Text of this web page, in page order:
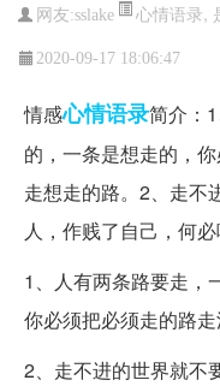
网友:sslake 心情语录,
2020-09-17 18:06:47
情感心情语录简介：
的，一条是想走的，
走想走的路。2、走不
人，作贱了自己，何
1、人有两条路要走，
你必须把必须走的路走
2、走不进的世界就不